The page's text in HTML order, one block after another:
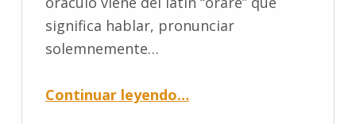
significa hablar, pronunciar
solemnemente…
Continuar leyendo…